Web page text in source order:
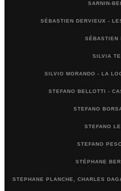
SARNIN-
SÉBASTIEN DERVIEUX -
SÉBASTIEN
SILVIA
SILVIO MORANDO - LA
STEFANO BELLOTTI -
STEFANO
STEFANO
STEFANO
STÉPHANE
STEPHANE PLANCHE, CHARLES